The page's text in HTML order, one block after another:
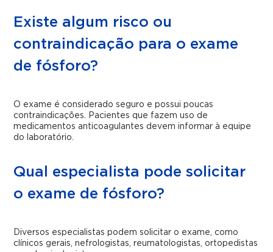
Existe algum risco ou
contraindicação para o exame
de fósforo?
O exame é considerado seguro e possui poucas
contraindicações. Pacientes que fazem uso de
medicamentos anticoagulantes devem informar à equipe
do laboratório.
Qual especialista pode solicitar
o exame de fósforo?
Diversos especialistas podem solicitar o exame, como
clínicos gerais, nefrologistas, reumatologistas, ortopedistas